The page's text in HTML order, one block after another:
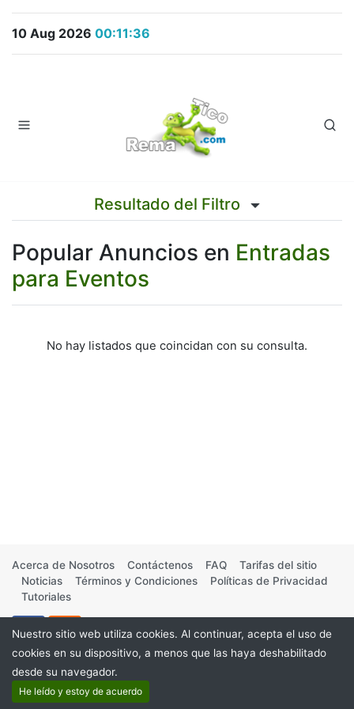
10 Aug 2026 00:11:36
Resultado del Filtro
Popular Anuncios en Entradas
para Eventos
No hay listados que coincidan con su consulta.
Acerca de Nosotros Contáctenos FAQ
Tarifas del sitio
Noticias
Términos y Condiciones
Políticas de Privacidad
Tutoriales
Nuestro sitio web utiliza cookies. Al continuar, acepta el uso de
cookies en su dispositivo, a menos que las haya deshabilitado
desde su navegador.
He leído y estoy de acuerdo